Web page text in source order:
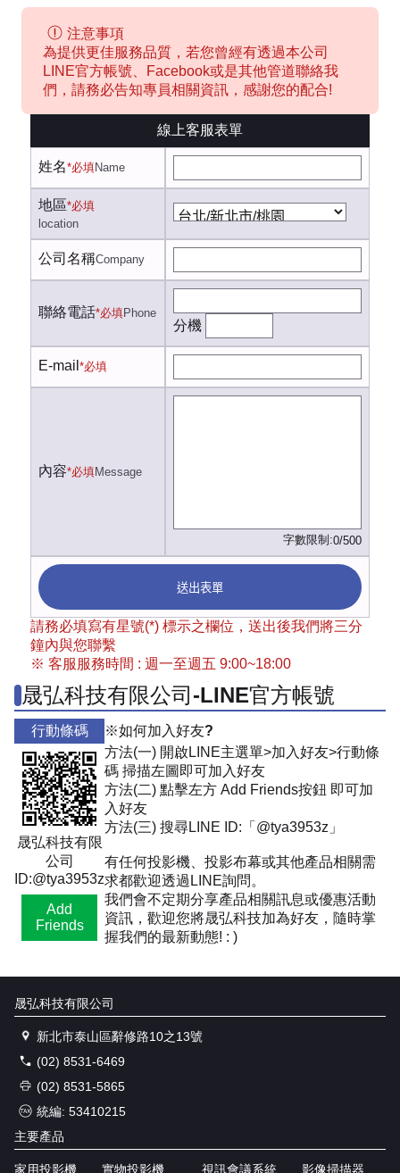
注意事項
為提供更佳服務品質，若您曾經有透過本公司
LINE官方帳號、Facebook或是其他管道聯絡我
們，請務必告知專員相關資訊，感謝您的配合!
線上客服表單
姓名*必填Name
地區*必填
location
公司名稱Company
聯絡電話*必填Phone
分機
E-mail *必填
內容*必填Message
字數限制:0/500
送出表單
請務必填寫有星號(*) 標示之欄位，送出後我們將三分
鐘內與您聯繫
※ 客服服務時間 : 週一至週五 9:00~18:00
晟弘科技有限公司-LINE官方帳號
行動條碼
晟弘科技有限
公司
ID:@tya3953z
Add
Friends
※如何加入好友?
方法(一) 開啟LINE主選單>加入好友>行動條
碼 掃描左圖即可加入好友
方法(二) 點擊左方 Add Friends按鈕 即可加
入好友
方法(三) 搜尋LINE ID:「@tya3953z」
有任何投影機、投影布幕或其他產品相關需
求都歡迎透過LINE詢問。
我們會不定期分享產品相關訊息或優惠活動
資訊，歡迎您將晟弘科技加為好友，隨時掌
握我們的最新動態! : )
晟弘科技有限公司
新北市泰山區辭修路10之13號
(02) 8531-6469
(02) 8531-5865
統編: 53410215
主要產品
家用投影機 實物投影機 視訊會議系統 影像掃描器